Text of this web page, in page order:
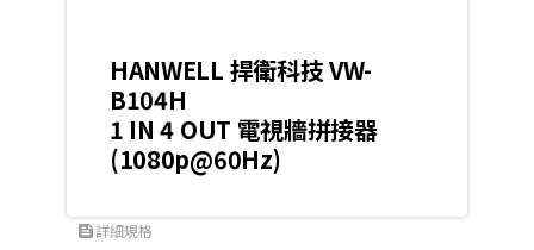
HANWELL 捍衛科技 VW-
B104H
1 IN 4 OUT 電視牆拼接器
(1080p@60Hz)
feed詳細規格